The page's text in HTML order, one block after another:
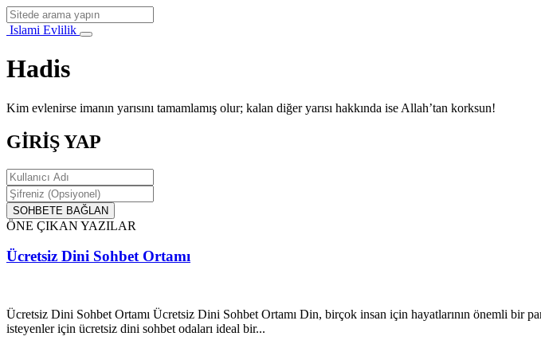
Islami Evlilik
Hadis
Kim evlenirse imanın yarısını tamamlamış olur; kalan diğer yarısı hakkında ise Allah’tan korksun!
GİRİŞ YAP
SOHBETE BAĞLAN
ÖNE ÇIKAN YAZILAR
Ücretsiz Dini Sohbet Ortamı
Ücretsiz Dini Sohbet Ortamı Ücretsiz Dini Sohbet Ortamı Din, birçok insan için hayatlarının önemli bir
isteyenler için ücretsiz dini sohbet odaları ideal bir...